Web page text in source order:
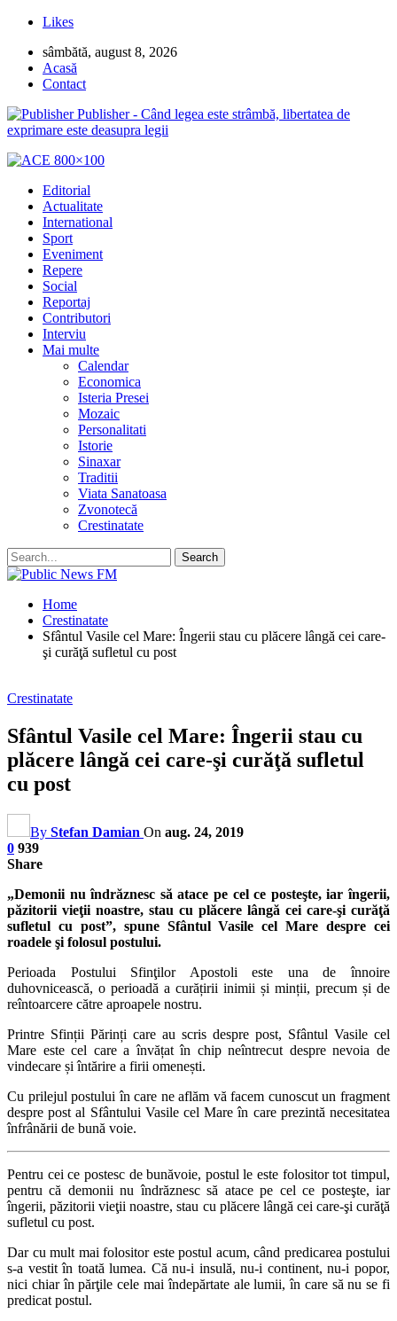
Likes
sâmbătă, august 8, 2026
Acasă
Contact
Publisher - Când legea este strâmbă, libertatea de
exprimare este deasupra legii
Editorial
Actualitate
International
Sport
Eveniment
Repere
Social
Reportaj
Contributori
Interviu
Mai multe
Calendar
Economica
Isteria Presei
Mozaic
Personalitati
Istorie
Sinaxar
Traditii
Viata Sanatoasa
Zvonotecă
Crestinatate
Home
Crestinatate
Sfântul Vasile cel Mare: Îngerii stau cu plăcere lângă cei care-
şi curăţă sufle­tul cu post
Crestinatate
Sfântul Vasile cel Mare: Îngerii stau cu
plăcere lângă cei care-şi curăţă sufle­tul
cu post
By Stefan Damian On aug. 24, 2019
0 939
Share
„Demonii nu îndrăznesc să atace pe cel ce posteşte, iar îngerii,
păzitorii vieţii noastre, stau cu plăcere lângă cei care-şi curăţă
sufle­tul cu post”, spune Sfântul Vasile cel Mare despre cei
roadele şi folosul postului.
Perioada Postului Sfinţilor Apostoli este una de înnoire
duhovnicească, o perioadă a curățirii inimii și minții, precum și de
reîntoarcere către aproapele nostru.
Printre Sfinții Părinți care au scris despre post, Sfântul Vasile cel
Mare este cel care a învățat în chip neîntrecut despre nevoia de
vindecare și întărire a firii omenești.
Cu prilejul postului în care ne aflăm vă facem cunoscut un fragment
despre post al Sfântului Vasile cel Mare în care prezintă necesitatea
înfrânării de bună voie.
Pentru cei ce postesc de bunăvoie, postul le este folositor tot timpul,
pentru că demonii nu îndrăznesc să atace pe cel ce posteşte, iar
îngerii, păzitorii vieţii noastre, stau cu plăcere lângă cei care-şi curăţă
sufle­tul cu post.
Dar cu mult mai folositor este postul acum, când predicarea postului
s-a vestit în toată lumea. Că nu-i insulă, nu-i continent, nu-i popor,
nici chiar în păr­ţile cele mai îndepărtate ale lumii, în care să nu se fi
predicat postul.